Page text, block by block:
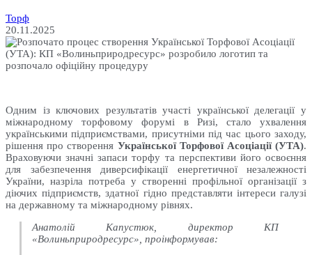
Торф
20.11.2025
Одним із ключових результатів участі української делегації у
міжнародному торфовому форумі в Ризі, стало ухвалення
українськими підприємствами, присутніми під час цього заходу,
рішення про створення Української Торфової Асоціації (УТА).
Враховуючи значні запаси торфу та перспективи його освоєння
для забезпечення диверсифікації енергетичної незалежності
України, назріла потреба у створенні профільної організації з
діючих підприємств, здатної гідно представляти інтереси галузі
на державному та міжнародному рівнях.
Анатолій Капустюк, директор КП
«Волиньприродресурс», проінформував: